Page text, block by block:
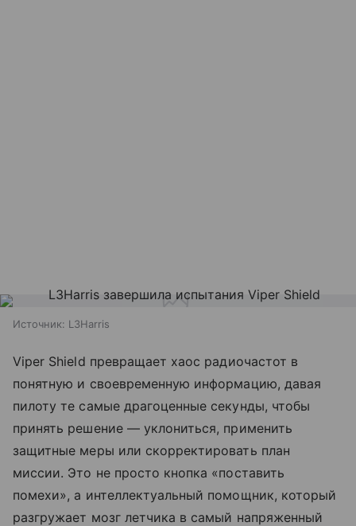
Источник: L3Harris
Viper Shield превращает хаос радиочастот в
понятную и своевременную информацию, давая
пилоту те самые драгоценные секунды, чтобы
принять решение — уклониться, применить
защитные меры или скорректировать план
миссии. Это не просто кнопка «поставить
помехи», а интеллектуальный помощник, который
разгружает мозг летчика в самый напряженный